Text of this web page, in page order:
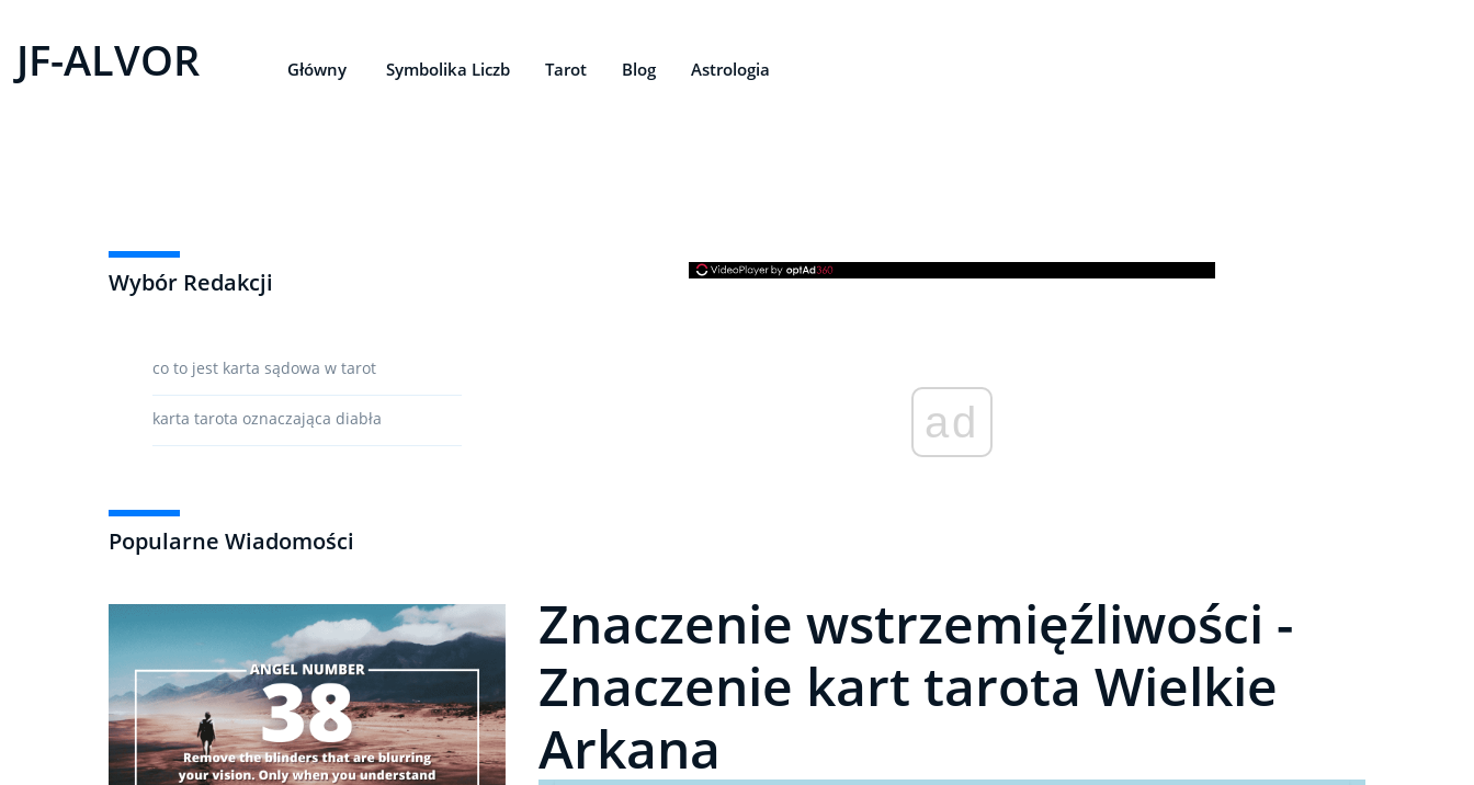
JF-ALVOR Główny Symbolika Liczb Tarot Blog Astrologia
Wybór Redakcji
co to jest karta sądowa w tarot
karta tarota oznaczająca diabła
Popularne Wiadomości
ad
Znaczenie wstrzemięźliwości -
Znaczenie kart tarota Wielkie
Arkana